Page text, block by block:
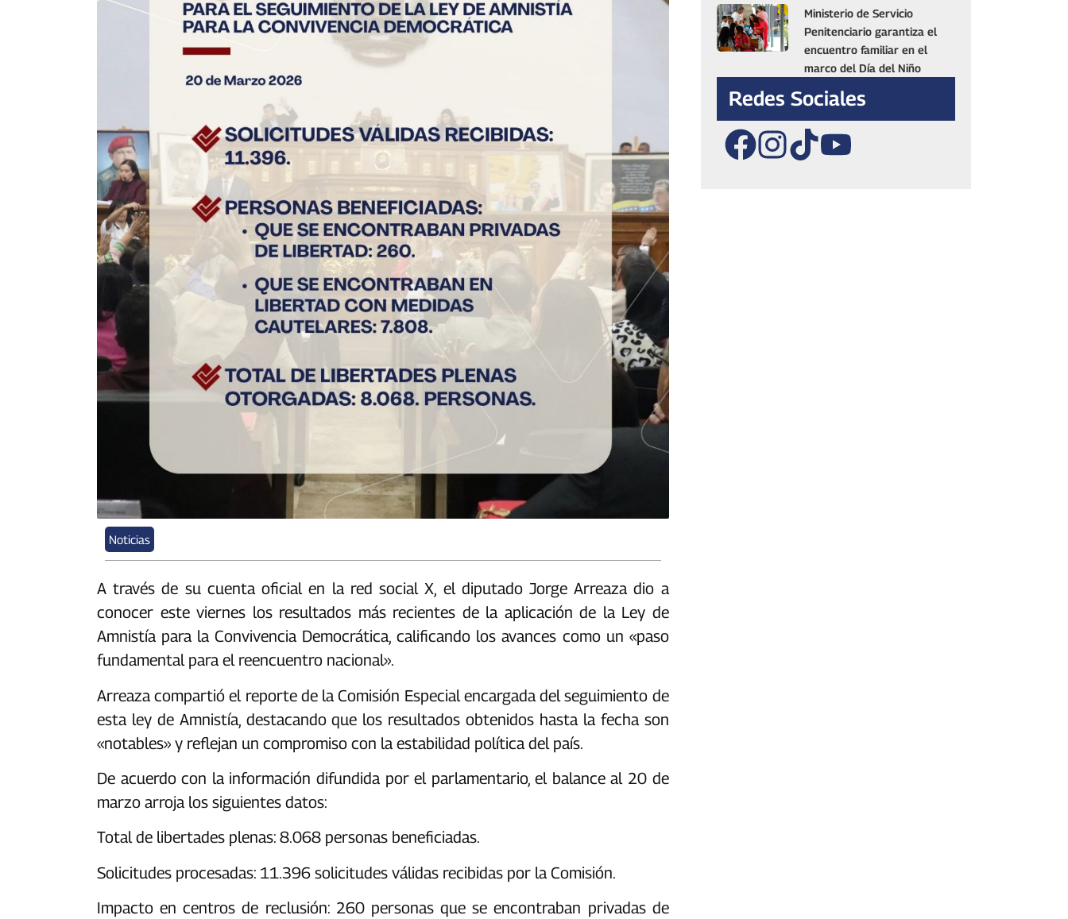
Noticias
‎A través de su cuenta oficial en la red social X, el diputado Jorge Arreaza dio a
conocer este viernes los resultados más recientes de la aplicación de la Ley de
Amnistía para la Convivencia Democrática, calificando los avances como un «paso
fundamental para el reencuentro nacional».‎
Arreaza compartió el reporte de la Comisión Especial encargada del seguimiento de
esta ley de Amnistía, destacando que los resultados obtenidos hasta la fecha son
«notables» y reflejan un compromiso con la estabilidad política del país.
De acuerdo con la información difundida por el parlamentario, el balance al 20 de
marzo arroja los siguientes datos:‎
Total de libertades plenas: 8.068 personas beneficiadas.‎
Solicitudes procesadas: 11.396 solicitudes válidas recibidas por la Comisión.‎
Impacto en centros de reclusión: 260 personas que se encontraban privadas de
Ministerio de Servicio
Penitenciario garantiza el
encuentro familiar en el
marco del Día del Niño
Redes Sociales